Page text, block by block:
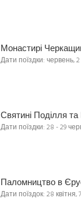
Монастирі
Дати поїздки: червень,
Святині Поділля
Дати поїздки: 28 - 29
Паломництво в
Дати поїздок: 28 квітня,